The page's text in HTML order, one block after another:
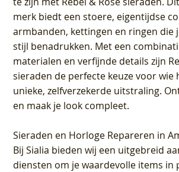
merk biedt een stoere, eigentijdse
armbanden, kettingen en ringen die
stijl benadrukken. Met een
materialen en verfijnde details zijn
sieraden de perfecte keuze voor wie
unieke, zelfverzekerde uitstraling.
en maak je look compleet.
Sieraden en Horloge Repareren in
Bij Sialia bieden wij een uitgebreid
diensten om je waardevolle items in